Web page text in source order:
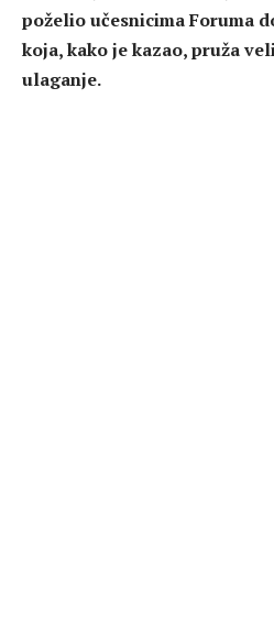
poželio učesnicima Foruma
koja, kako je kazao, pruža
ulaganje.